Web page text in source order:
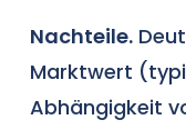
Nachteile.
Marktwert
Abhängigkeit